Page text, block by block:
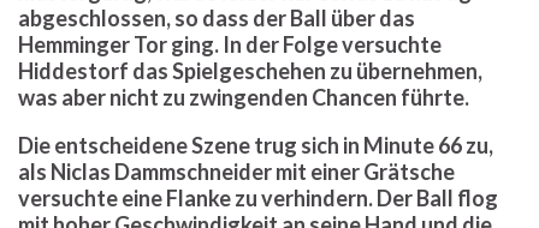
abgeschlossen, so dass der Ball über das
Hemminger Tor ging. In der Folge versuchte
Hiddestorf das Spielgeschehen zu übernehmen,
was aber nicht zu zwingenden Chancen führte.
Die entscheidene Szene trug sich in Minute 66 zu,
als Niclas Dammschneider mit einer Grätsche
versuchte eine Flanke zu verhindern. Der Ball flog